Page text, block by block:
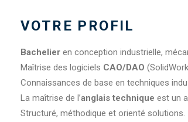
VOTRE PROFIL
Bachelier en conception industrielle,
Maîtrise des logiciels CAO/DAO
Connaissances de base en techniques
La maîtrise de l’anglais technique est un
Structuré, méthodique et orienté solutions.